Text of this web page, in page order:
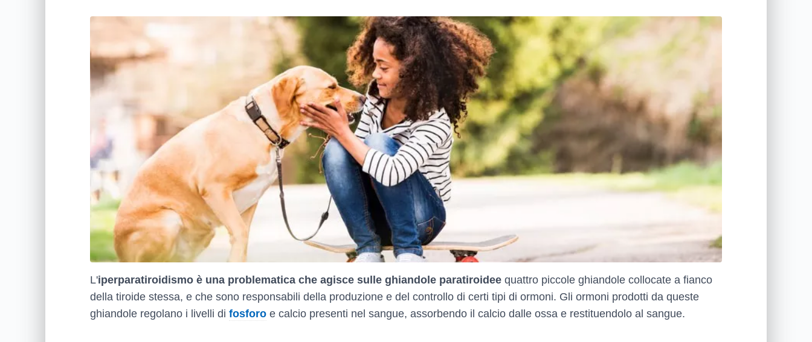
L'iperparatiroidismo è una problematica che agisce sulle ghiandole paratiroidee quattro piccole ghiandole collocate a fianco
della tiroide stessa, e che sono responsabili della produzione e del controllo di certi tipi di ormoni. Gli ormoni prodotti da queste
ghiandole regolano i livelli di fosforo e calcio presenti nel sangue, assorbendo il calcio dalle ossa e restituendolo al sangue.